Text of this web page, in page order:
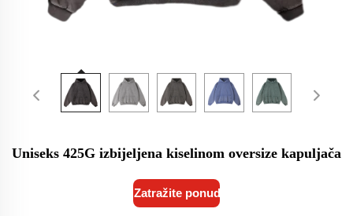
Uniseks 425G izbijeljena kiselinom oversize kapuljača
Zatražite ponudu